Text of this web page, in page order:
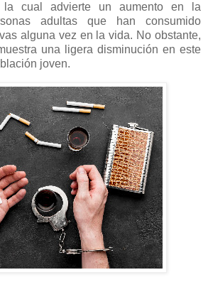
cual advierte un aumento en la
adultas que han consumido
alguna vez en la vida. No obstante,
una ligera disminución en este
joven.